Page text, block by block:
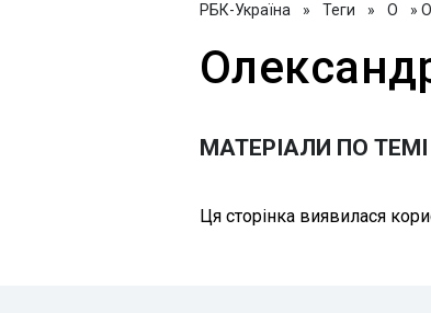
РБК-Україна » Теги » О »
МАТЕРІАЛИ ПО ТЕМІ
Ця сторінка виявилася